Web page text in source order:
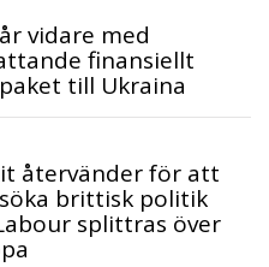
vidare med
finansiellt
till Ukraina
återvänder för att
brittisk politik
splittras över